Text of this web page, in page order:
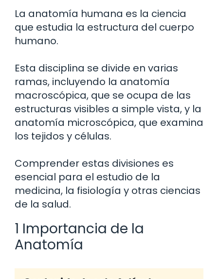
La anatomía humana es la ciencia
que estudia la estructura del cuerpo
humano.
Esta disciplina se divide en varias
ramas, incluyendo la anatomía
macroscópica, que se ocupa de las
estructuras visibles a simple vista, y la
anatomía microscópica, que examina
los tejidos y células.
Comprender estas divisiones es
esencial para el estudio de la
medicina, la fisiología y otras ciencias
de la salud.
1 Importancia de la
Anatomía